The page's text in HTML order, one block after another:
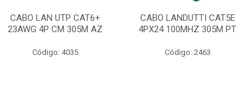
CABO LAN UTP CAT6+
23AWG 4P CM 305M AZ
Código: 4035
CABO LANDUTTI CAT5E
4PX24 100MHZ 305M PT
Código: 2463